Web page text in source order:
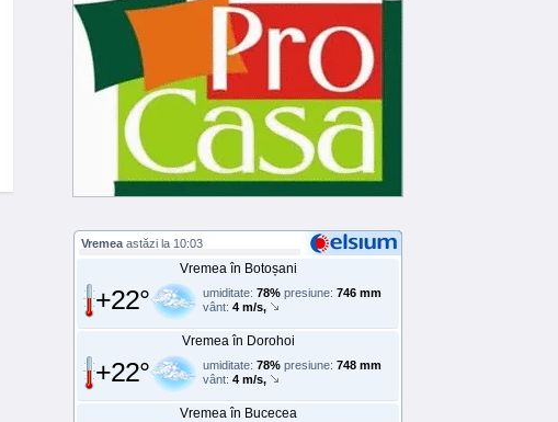
Vremea astăzi la 10:03
Vremea în Botoșani
+22° umiditate: 78% presiune: 746 mm
vânt: 4 m/s,
Vremea în Dorohoi
+22° umiditate: 78% presiune: 748 mm
vânt: 4 m/s,
Vremea în Bucecea